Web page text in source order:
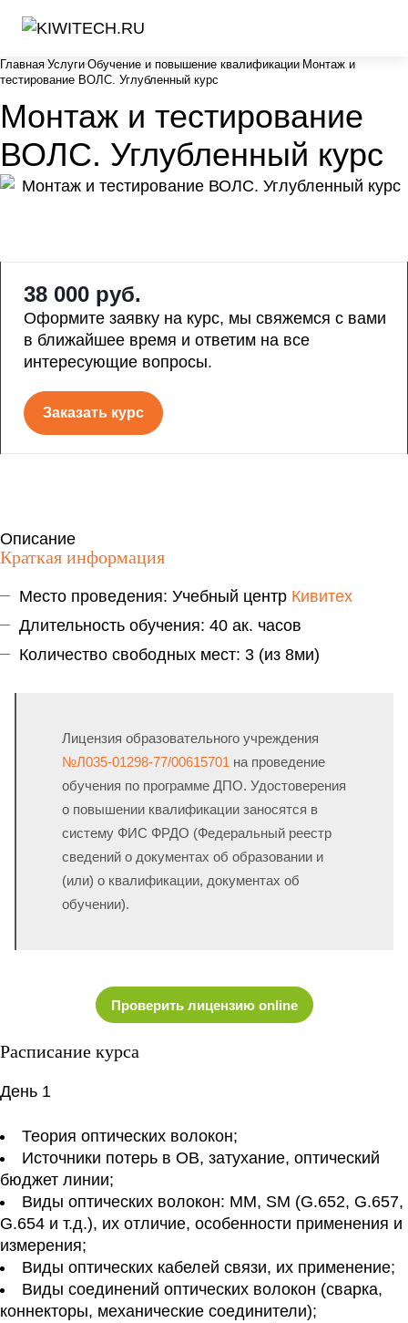
Главная Услуги Обучение и повышение квалификации Монтаж и
тестирование ВОЛС. Углубленный курс
Монтаж и тестирование
ВОЛС. Углубленный курс
38 000 руб.
Оформите заявку на курс, мы свяжемся с вами
в ближайшее время и ответим на все
интересующие вопросы.
Заказать курс
Описание
Краткая информация
Место проведения: Учебный центр Кивитех
Длительность обучения: 40 ак. часов
Количество свободных мест: 3 (из 8ми)
Лицензия образовательного учреждения
№Л035-01298-77/00615701 на проведение
обучения по программе ДПО. Удостоверения
о повышении квалификации заносятся в
систему ФИС ФРДО (Федеральный реестр
сведений о документах об образовании и
(или) о квалификации, документах об
обучении).
Проверить лицензию online
Расписание курса
День 1
Теория оптических волокон;
Источники потерь в ОВ, затухание, оптический
бюджет линии;
Виды оптических волокон: ММ, SM (G.652, G.657,
G.654 и т.д.), их отличие, особенности применения и
измерения;
Виды оптических кабелей связи, их применение;
Виды соединений оптических волокон (сварка,
коннекторы, механические соединители);